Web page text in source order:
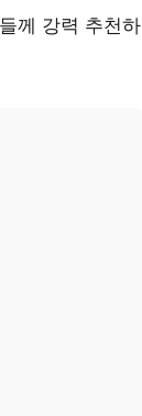
께 강력 추천하